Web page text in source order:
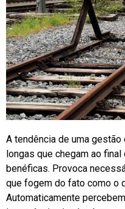
A tendência de uma
longas que chegam ao
benéficas. Provoca
que fogem do fato como o
Automaticamente